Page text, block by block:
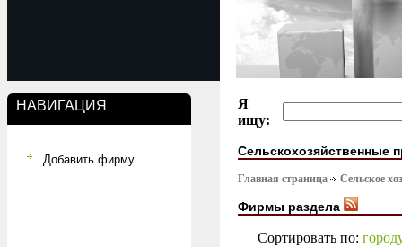
НАВИГАЦИЯ
Добавить фирму
Я
ищу:
Сельскохозяйственные
Главная страница Сельское
Фирмы раздела
Сортировать по: